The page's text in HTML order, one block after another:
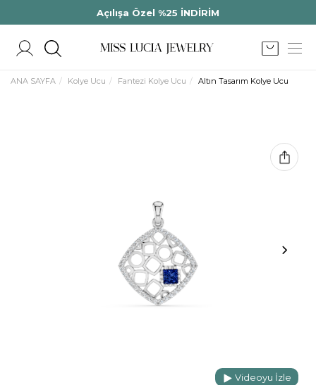
Açılışa Özel %25 İNDİRİM
ANA SAYFA Kolye Ucu Fantezi Kolye Ucu Altın Tasarım Kolye Ucu
Videoyu İzle